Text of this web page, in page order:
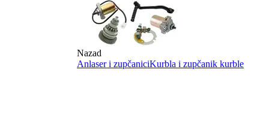
Nazad
Anlaser i zupčaniciKurbla i zupčanik kurble